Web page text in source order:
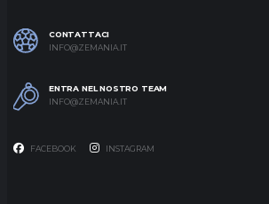
CONTATTACI
INFO@ZEMANIA.IT
ENTRA NEL NOSTRO TEAM
INFO@ZEMANIA.IT
FACEBOOK INSTAGRAM